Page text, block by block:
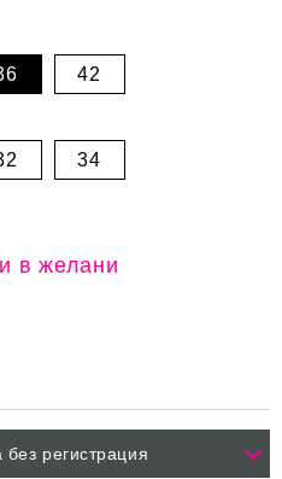
42
34
в желани
регистрация